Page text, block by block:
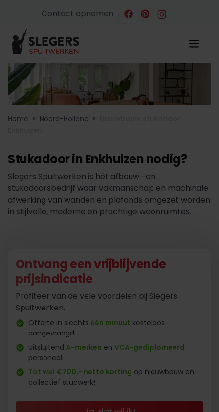
Contact opnemen
Home » Noord-Holland »
Stukadoor in Enkhuizen nodig?
Slegers Spuitwerken is hét afbouw -en
stukadoorsbedrijf waar vakmanschap en machinale
afwerking van wanden en plafonds omgezet worden
in stijlvolle, moderne en prachtige woonruimtes.
Ontvang een vrijblijvende
prijsindicatie
Profiteer van de vele voordelen bij Slegers
Spuitwerken.
Offerte in slechts één minuut kosteloos
aangevraagd.
Uitsluitend A-merken en VCA-gediplomeerd
personeel.
Tot wel €700,- netto korting op nieuwbouw en
collectief stucwerk!